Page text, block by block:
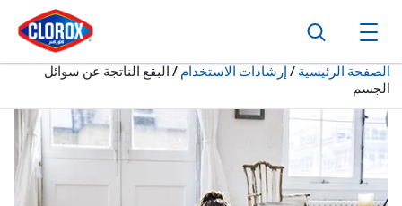
بحث
الصفحة الرئيسية / إرشادات الاستخدام حالياً:
البقع الناتجة عن سوائل
الجسم